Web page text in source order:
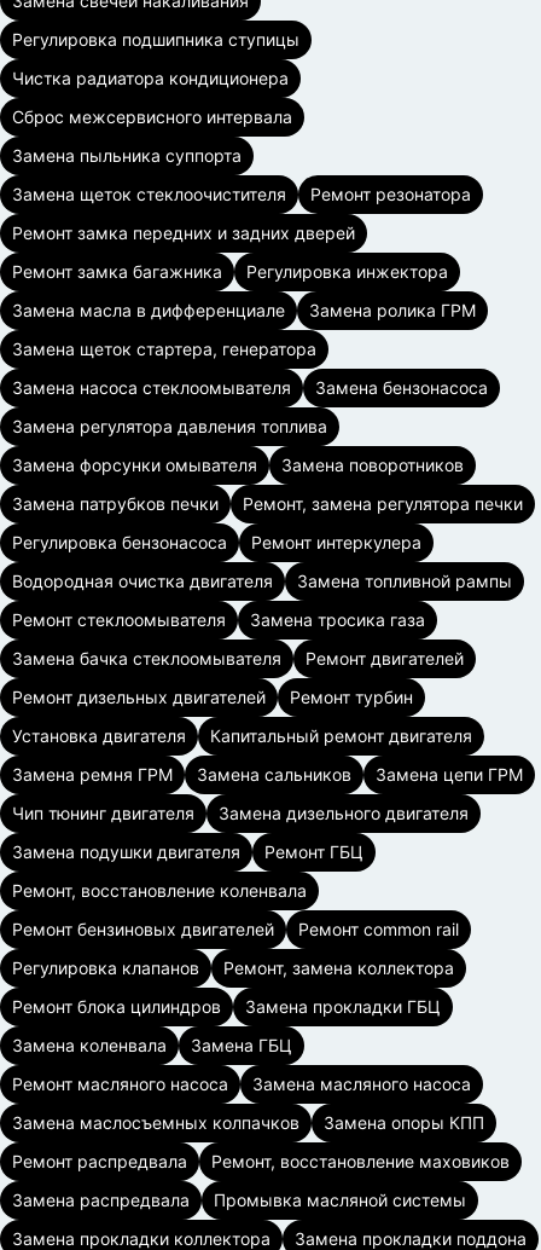
Регулировка подшипника ступицы
Чистка радиатора кондиционера
Сброс межсервисного интервала
Замена пыльника суппорта
Замена щеток стеклоочистителя
Ремонт резонатора
Ремонт замка передних и задних дверей
Ремонт замка багажника
Регулировка инжектора
Замена масла в дифференциале
Замена ролика ГРМ
Замена щеток стартера, генератора
Замена насоса стеклоомывателя
Замена бензонасоса
Замена регулятора давления топлива
Замена форсунки омывателя
Замена поворотников
Замена патрубков печки
Ремонт, замена регулятора печки
Регулировка бензонасоса
Ремонт интеркулера
Водородная очистка двигателя
Замена топливной рампы
Ремонт стеклоомывателя
Замена тросика газа
Замена бачка стеклоомывателя
Ремонт двигателей
Ремонт дизельных двигателей
Ремонт турбин
Установка двигателя
Капитальный ремонт двигателя
Замена ремня ГРМ
Замена сальников
Замена цепи ГРМ
Чип тюнинг двигателя
Замена дизельного двигателя
Замена подушки двигателя
Ремонт ГБЦ
Ремонт, восстановление коленвала
Ремонт бензиновых двигателей
Ремонт common rail
Регулировка клапанов
Ремонт, замена коллектора
Ремонт блока цилиндров
Замена прокладки ГБЦ
Замена коленвала
Замена ГБЦ
Ремонт масляного насоса
Замена масляного насоса
Замена маслосъемных колпачков
Замена опоры КПП
Ремонт распредвала
Ремонт, восстановление маховиков
Замена распредвала
Промывка масляной системы
Замена прокладки коллектора
Замена прокладки поддона